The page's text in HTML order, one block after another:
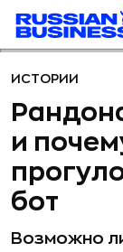
ИСТОРИИ
и
бот
Возможно